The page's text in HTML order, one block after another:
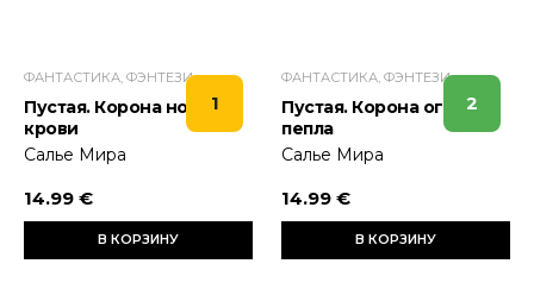
1
ФАНТАСТИКА, ФЭНТЕЗИ
Пустая. Корона ночи и
крови
Салье Мира
14.99 €
В КОРЗИНУ
2
ФАНТАСТИКА, ФЭНТЕЗИ
Пустая. Корона огня и
пепла
Салье Мира
14.99 €
В КОРЗИНУ